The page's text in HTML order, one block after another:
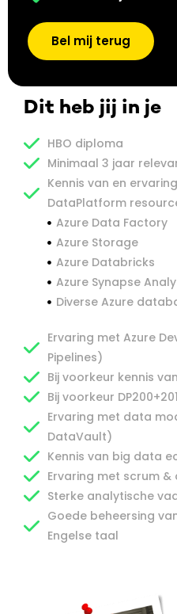
Dit heb jij in je
HBO diploma
Minimaal 3 jaar
Kennis van en
DataPlatform
Azure Data Factory
Azure Storage
Azure Databricks
Azure Synapse
Diverse Azure
Ervaring met Azure
Pipelines)
Bij voorkeur kennis
Bij voorkeur
Ervaring met data
DataVault)
Kennis van big data
Ervaring met scrum &
Sterke analytische
Goede beheersing
Engelse taal
Bel mij terug